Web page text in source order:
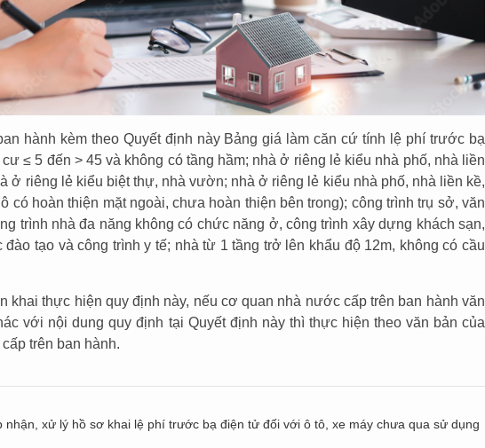
hành kèm theo Quyết định này Bảng giá làm căn cứ tính lệ phí trước bạ
≤ 5 đến > 45 và không có tầng hầm; nhà ở riêng lẻ kiểu nhà phố, nhà liền
ở riêng lẻ kiểu biệt thự, nhà vườn; nhà ở riêng lẻ kiểu nhà phố, nhà liền kề,
có hoàn thiện mặt ngoài, chưa hoàn thiện bên trong); công trình trụ sở, văn
trình nhà đa năng không có chức năng ở, công trình xây dựng khách sạn,
đào tạo và công trình y tế; nhà từ 1 tầng trở lên khẩu độ 12m, không có cầu
khai thực hiện quy định này, nếu cơ quan nhà nước cấp trên ban hành văn
với nội dung quy định tại Quyết định này thì thực hiện theo văn bản của
trên ban hành.
nhận, xử lý hồ sơ khai lệ phí trước bạ điện tử đối với ô tô, xe máy chưa qua sử dụng